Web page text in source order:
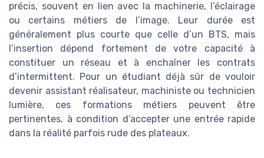
précis, souvent en lien avec la machinerie, l’éclairage
ou certains métiers de l’image. Leur durée est
généralement plus courte que celle d’un BTS, mais
l’insertion dépend fortement de votre capacité à
constituer un réseau et à enchaîner les contrats
d’intermittent. Pour un étudiant déjà sûr de vouloir
devenir assistant réalisateur, machiniste ou technicien
lumière, ces formations métiers peuvent être
pertinentes, à condition d’accepter une entrée rapide
dans la réalité parfois rude des plateaux.